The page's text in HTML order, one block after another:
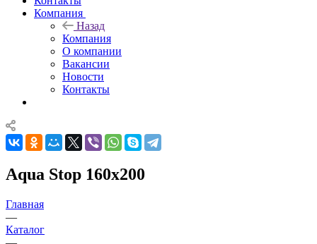
Компания
Назад
Компания
О компании
Вакансии
Новости
Контакты
Aqua Stop 160x200
Главная
—
Каталог